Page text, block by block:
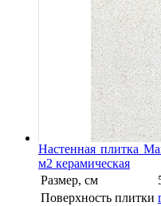
Настенная плитка
м2 керамическая
Размер, см
Поверхность плитки